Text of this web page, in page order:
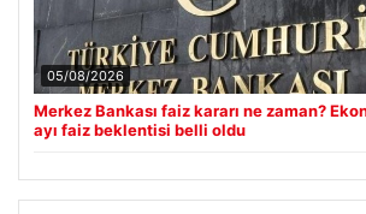
05/08/2026
Merkez Bankası faiz kararı ne zaman?
ayı faiz beklentisi belli oldu